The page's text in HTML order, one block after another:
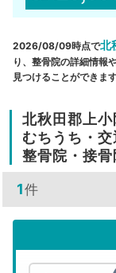
2026/08/09時点で北
り、整骨院の詳細情報
見つけることができます
北秋田郡上
むちうち・
整骨院・接
1件